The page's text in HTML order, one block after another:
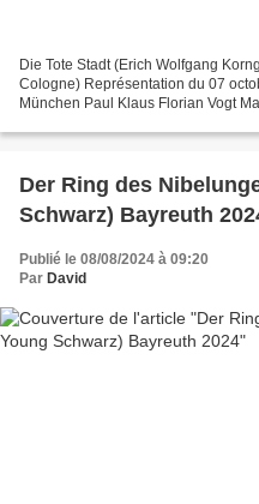
Die Tote Stadt (Erich Wolfgang
Cologne) Représentation du 07
München Paul Klaus Florian Vogt
Der Ring des
Schwarz) Bayreuth
Publié le 08/08/2024 à 09:20
Par David